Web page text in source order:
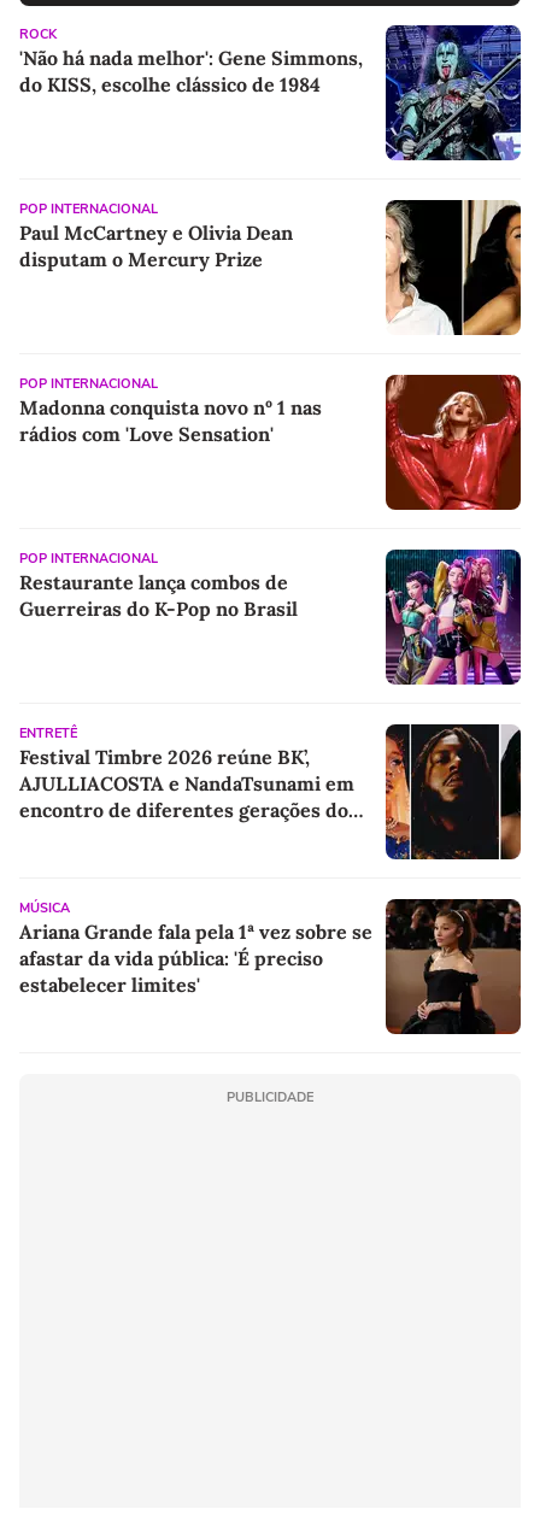
ROCK
'Não há nada melhor': Gene Simmons,
do KISS, escolhe clássico de 1984
POP INTERNACIONAL
Paul McCartney e Olivia Dean
disputam o Mercury Prize
POP INTERNACIONAL
Madonna conquista novo nº 1 nas
rádios com 'Love Sensation'
POP INTERNACIONAL
Restaurante lança combos de
Guerreiras do K-Pop no Brasil
ENTRETÊ
Festival Timbre 2026 reúne BK’,
AJULLIACOSTA e NandaTsunami em
encontro de diferentes gerações do
MÚSICA
Ariana Grande fala pela 1ª vez sobre se
afastar da vida pública: 'É preciso
estabelecer limites'
PUBLICIDADE